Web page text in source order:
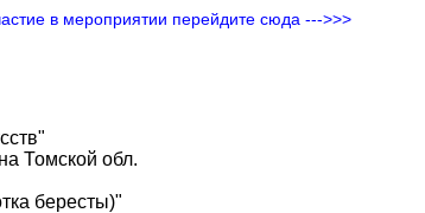
в мероприятии перейдите сюда --->>>
Томской обл.
бересты)"